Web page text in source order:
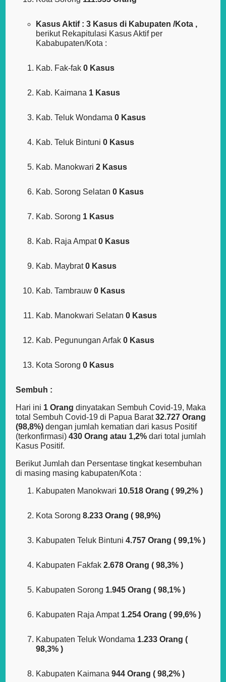
Kasus Aktif : 3 Kasus di Kabupaten /Kota ,
berikut Rekapitulasi Kasus Aktif per
Kababupaten/Kota :
Kab. Fak-fak0 Kasus
Kab. Kaimana 1 Kasus
Kab. Teluk Wondama0 Kasus
Kab. Teluk Bintuni0 Kasus
Kab. Manokwari2 Kasus
Kab. Sorong Selatan0 Kasus
Kab. Sorong 1 Kasus
Kab. Raja Ampat0 Kasus
Kab. Maybrat0 Kasus
Kab. Tambrauw0 Kasus
Kab. Manokwari Selatan0 Kasus
Kab. Pegunungan Arfak0 Kasus
Kota Sorong0 Kasus
Sembuh :
Hari ini 1 Orang dinyatakan Sembuh Covid-19, Maka
total Sembuh Covid-19 di Papua Barat32.727 Orang
(98,8%)dengan jumlah kematian dari kasus Positif
(terkonfirmasi)430 Orang atau 1,2%dari total jumlah
Kasus Positif.
Berikut Jumlah dan Persentase tingkat kesembuhan
di masing masing kabupaten/Kota :
Kabupaten Manokwari 10.518 Orang ( 99,2% )
Kota Sorong8.233 Orang ( 98,9%)
Kabupaten Teluk Bintuni4.757 Orang ( 99,1% )
Kabupaten Fakfak2.678 Orang ( 98,3% )
Kabupaten Sorong 1.945 Orang ( 98,1% )
Kabupaten Raja Ampat 1.254 Orang ( 99,6% )
Kabupaten Teluk Wondama 1.233 Orang (
98,3% )
Kabupaten Kaimana944 Orang ( 98,2% )